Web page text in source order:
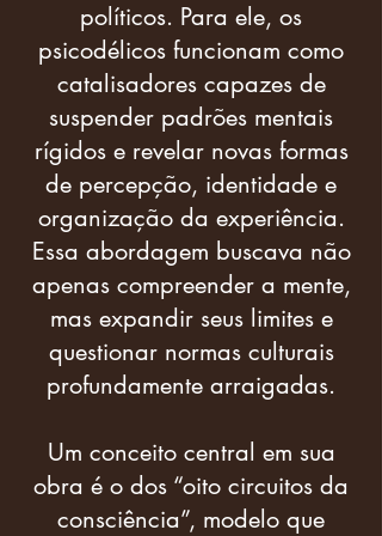
políticos. Para ele, os
psicodélicos funcionam como
catalisadores capazes de
suspender padrões mentais
rígidos e revelar novas formas
de percepção, identidade e
organização da experiência.
Essa abordagem buscava não
apenas compreender a mente,
mas expandir seus limites e
questionar normas culturais
profundamente arraigadas.
Um conceito central em sua
obra é o dos “oito circuitos da
consciência”, modelo que